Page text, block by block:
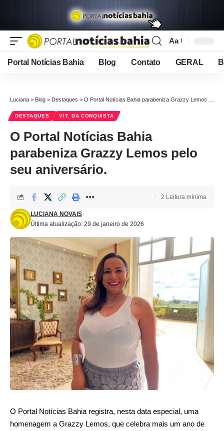
Font
Resizer
Aa
Portal Notícias Bahia Blog Contato GERAL
Luciana > Blog > Destaques > O Portal Notícias Bahia parabeniza Grazzy Lemos pelo seu aniversário.
DESTAQUES VIT. DA CONQUISTA
O Portal Notícias Bahia
parabeniza Grazzy Lemos pelo
seu aniversário.
Última atualização: 29 de janeiro de 2026
LUCIANA NOVAIS
2 Leitura mínima
O Portal Notícias Bahia registra, nesta data especial, uma
homenagem a Grazzy Lemos, que celebra mais um ano de